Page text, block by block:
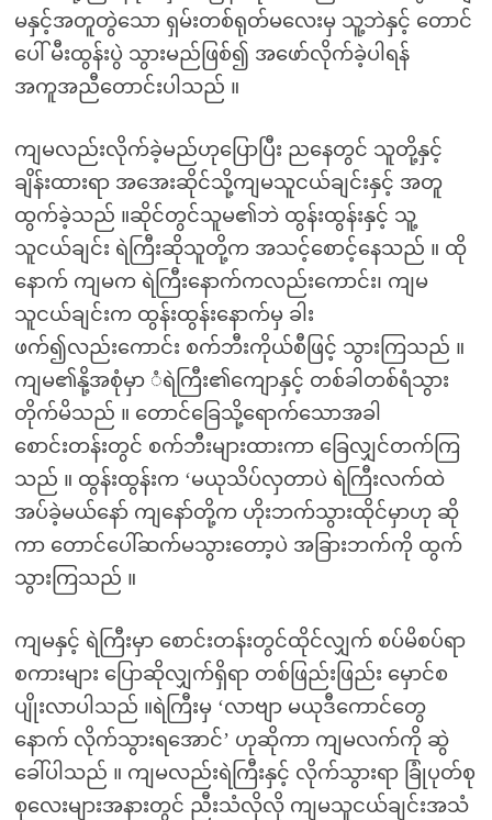
မနှင့်အတူတွဲသော ရှမ်းတစ်ရုတ်မလေးမှ သူ့ဘဲနှင့် တောင်
ပေါ် မီးထွန်းပွဲ သွားမည်ဖြစ်၍ အဖော်လိုက်ခဲ့ပါရန်
အကူအညီတောင်းပါသည် ။
ကျမလည်းလိုက်ခဲ့မည်ဟုပြောပြီး ညနေတွင် သူတို့နှင့်
ချိန်းထားရာ အအေးဆိုင်သို့ကျမသူငယ်ချင်းနှင့် အတူ
ထွက်ခဲ့သည် ။ဆိုင်တွင်သူမ၏ဘဲ ထွန်းထွန်းနှင့် သူ့
သူငယ်ချင်း ရဲကြီးဆိုသူတို့က အသင့်စောင့်နေသည် ။ ထို
နောက် ကျမက ရဲကြီးနောက်ကလည်းကောင်း၊ ကျမ
သူငယ်ချင်းက ထွန်းထွန်းနောက်မှ ခါး
ဖက်၍လည်းကောင်း စက်ဘီးကိုယ်စီဖြင့် သွားကြသည် ။
ကျမ၏နို့အစုံမှာ ံရဲကြီး၏ကျောနှင့် တစ်ခါတစ်ရံသွား
တိုက်မိသည် ။ တောင်ခြေသို့ရောက်သောအခါ
စောင်းတန်းတွင် စက်ဘီးများထားကာ ခြေလျှင်တက်ကြ
သည် ။ ထွန်းထွန်းက ‘မယုသိပ်လှတာပဲ ရဲကြီးလက်ထဲ
အပ်ခဲ့မယ်နော် ကျနော်တို့က ဟိုးဘက်သွားထိုင်မှာဟု ဆို
ကာ တောင်ပေါ်ဆက်မသွားတော့ပဲ အခြားဘက်ကို ထွက်
သွားကြသည် ။
ကျမနှင့် ရဲကြီးမှာ စောင်းတန်းတွင်ထိုင်လျှက် စပ်မိစပ်ရာ
စကားများ ပြောဆိုလျှက်ရှိရာ တစ်ဖြည်းဖြည်း မှောင်စ
ပျိုးလာပါသည် ။ရဲကြီးမှ ‘လာဗျာ မယုဒီကောင်တွေ
နောက် လိုက်သွားရအောင်’ ဟုဆိုကာ ကျမလက်ကို ဆွဲ
ခေါ်ပါသည် ။ ကျမလည်းရဲကြီးနှင့် လိုက်သွားရာ ခြုံပုတ်စု
စုလေးများအနားတွင် ညီးသံလိုလို ကျမသူငယ်ချင်းအသံ